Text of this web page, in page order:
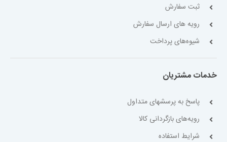
ثبت سفارش
رویه های ارسال سفارش
شیوه‌های پرداخت
خدمات مشتریان
پاسخ به پرسشهای متداول
رویه‌های بازگردانی کالا
شرایط استفاده